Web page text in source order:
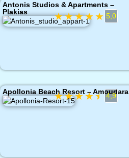
Antonis Studios & Apartments –
Plakias
★★★★★ 5,0
Apollonia Beach Resort – Amoudara
★★★★★ 4,9